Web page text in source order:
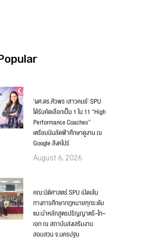
‘ผศ.ดร.ศิวพร เสาวคนธ์’ SPU
ได้รับคัดเลือกเป็น 1 ใน 11 “High
Performance Coaches”
เตรียมบินลัดฟ้าศึกษาดูงาน ณ
Google สิงคโปร์
August 6, 2026
คณะนิติศาสตร์ SPU เปิดเส้น
ทางการศึกษากฎหมายทุกระดับ
แนะนำหลักสูตรปริญญาตรี–โท–
เอก ณ สถาบันส่งเสริมงาน
สอบสวน จ.นครปฐม